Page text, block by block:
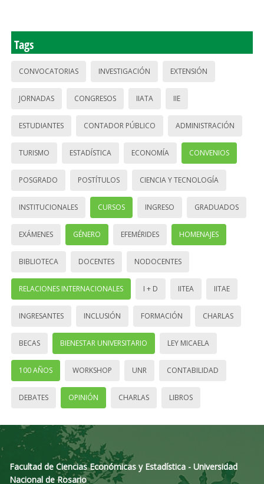
Tags
CONVOCATORIAS INVESTIGACIÓN EXTENSIÓN
JORNADAS CONGRESOS IIATA IIE
ESTUDIANTES CONTADOR PÚBLICO ADMINISTRACIÓN
TURISMO ESTADÍSTICA ECONOMÍA CONVENIOS
POSGRADO POSTÍTULOS CIENCIA Y TECNOLOGÍA
INSTITUCIONALES CURSOS INGRESO GRADUADOS
EXÁMENES GÉNERO EFEMÉRIDES HOMENAJES
BIBLIOTECA DOCENTES NODOCENTES
RELACIONES INTERNACIONALES I + D IITEA IITAE
INGRESANTES INCLUSIÓN FORMACIÓN CHARLAS
BECAS BIENESTAR UNIVERSITARIO LEY MICAELA
100 AÑOS WORKSHOP UNR CONTABILIDAD
DEBATES OPINIÓN CHARLAS LIBROS
Facultad de Ciencias Económicas y Estadística - Universidad
Nacional de Rosario